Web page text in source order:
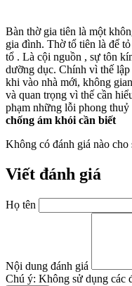
Bàn thờ gia tiên là một
gia đình. Thờ tổ tiên là để
tổ . Là cội nguồn , sự tôn
dưỡng dục. Chính vì thế
khi vào nhà mới, không
và quan trọng vì thế cần
phạm những lỗi phong
chống ám khói cần biết
Không có đánh giá nào cho
Viết đánh giá
Họ tên
Nội dung đánh giá
Chú ý: Không sử dụng các